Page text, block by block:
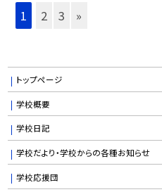
1 2 3 »
トップページ
学校概要
学校日記
学校だより・学校からの各種お知らせ
学校応援団